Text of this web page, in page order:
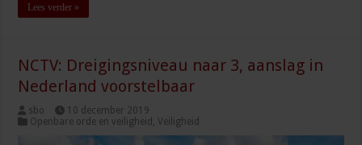
Lees verder »
NCTV: Dreigingsniveau naar 3, aanslag in
Nederland voorstelbaar
sbo
10 december 2019
Openbare orde en veiligheid ,Veiligheid